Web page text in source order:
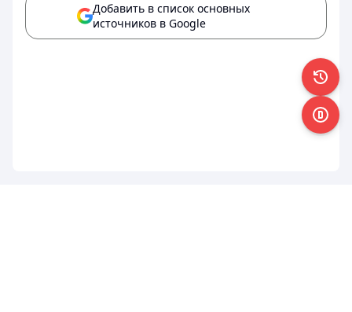
Добавить в список основных
источников в Google